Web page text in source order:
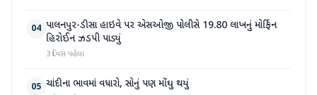
04 પાલનપુર-ડીસા હાઇવે પર એસઓજી પોલીસે 19.80 લાખનું મોર્ફિન
હિરોઈન ઝડપી પાડ્યું
3 દિવસ પહેલા
05 ચાંદીના ભાવમાં વધારો, સોનું પણ મોંઘુ થયું